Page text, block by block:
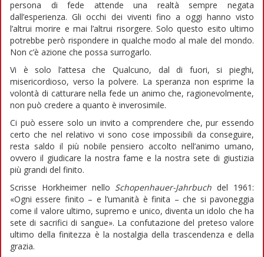
persona di fede attende una realtà sempre negata
dall’esperienza. Gli occhi dei viventi fino a oggi hanno visto
l’altrui morire e mai l’altrui risorgere. Solo questo esito ultimo
potrebbe però rispondere in qualche modo al male del mondo.
Non c’è azione che possa surrogarlo.
Vi è solo l’attesa che Qualcuno, dal di fuori, si pieghi,
misericordioso, verso la polvere. La speranza non esprime la
volontà di catturare nella fede un animo che, ragionevolmente,
non può credere a quanto è inverosimile.
Ci può essere solo un invito a comprendere che, pur essendo
certo che nel relativo vi sono cose impossibili da conseguire,
resta saldo il più nobile pensiero accolto nell’animo umano,
ovvero il giudicare la nostra fame e la nostra sete di giustizia
più grandi del finito.
Scrisse Horkheimer nello Schopenhauer-Jahrbuchdel 1961:
«Ogni essere finito – e l’umanità è finita – che si pavoneggia
come il valore ultimo, supremo e unico, diventa un idolo che ha
sete di sacrifici di sangue». La confutazione del preteso valore
ultimo della finitezza è la nostalgia della trascendenza e della
grazia.